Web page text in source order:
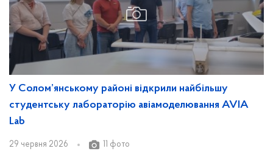
У Солом’янському районі відкрили найбільшу
студентську лабораторію авіамоделювання AVIA
Lab
29 червня 2026 11 фото